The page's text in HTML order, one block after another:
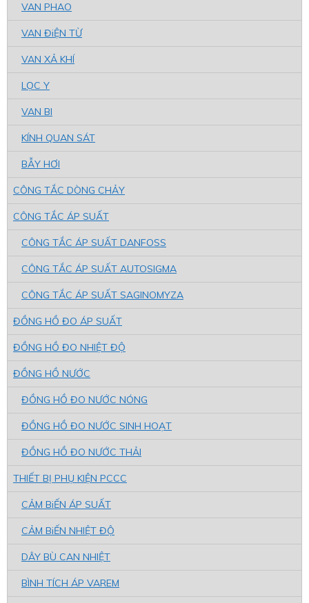
VAN PHAO
VAN ĐiỆN TỪ
VAN XẢ KHÍ
LỌC Y
VAN BI
KÍNH QUAN SÁT
BẪY HƠI
CÔNG TẮC DÒNG CHẢY
CÔNG TẮC ÁP SUẤT
CÔNG TẮC ÁP SUẤT DANFOSS
CÔNG TẮC ÁP SUẤT AUTOSIGMA
CÔNG TẮC ÁP SUẤT SAGINOMYZA
ĐỒNG HỒ ĐO ÁP SUẤT
ĐỒNG HỒ ĐO NHIỆT ĐỘ
ĐỒNG HỒ NƯỚC
ĐỒNG HỒ ĐO NƯỚC NÓNG
ĐỒNG HỒ ĐO NƯỚC SINH HOẠT
ĐỒNG HỒ ĐO NƯỚC THẢI
THIẾT BỊ PHỤ KIỆN PCCC
CẢM BiẾN ÁP SUẤT
CẢM BiẾN NHIỆT ĐỘ
DÂY BÙ CAN NHIỆT
BÌNH TÍCH ÁP VAREM